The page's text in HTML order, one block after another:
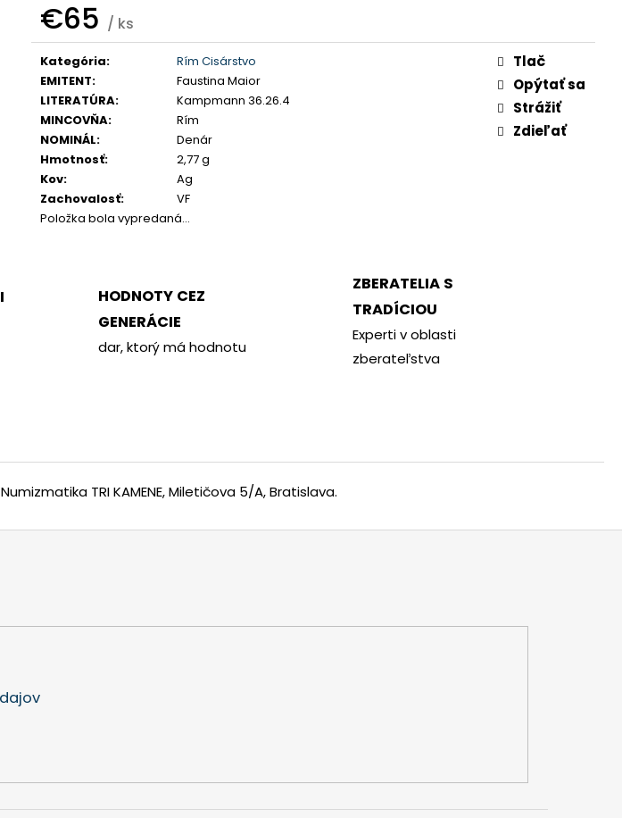
€65 / ks
Jednotková
cena:
Kategória:
Rím Cisárstvo
EMITENT:
Faustina Maior
LITERATÚRA:
Kampmann 36.26.4
MINCOVŇA:
Rím
NOMINÁL:
Denár
Hmotnosť:
2,77 g
Kov:
Ag
Zachovalosť:
VF
Položka bola vypredaná…
Tlač
Opýtať sa
Strážiť
Zdieľať
HODNOTY CEZ
GENERÁCIE
dar, ktorý má hodnotu
ZBERATELIA S
TRADÍCIOU
Experti v oblasti
zberateľstva
TRI KAMENE, Miletičova 5/A, Bratislava.
€400